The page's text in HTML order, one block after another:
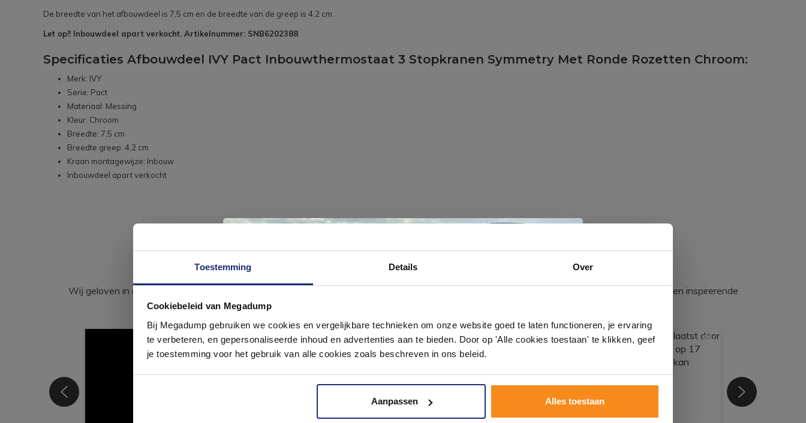
Toestemming Details Over
Cookiebeleid van Megadump
Bij Megadump gebruiken we cookies en vergelijkbare technieken om onze website goed te laten functioneren, je ervaring
te verbeteren, en gepersonaliseerde inhoud en advertenties aan te bieden. Door op 'Alle cookies toestaan' te klikken, geef
je toestemming voor het gebruik van alle cookies zoals beschreven in ons beleid.
Aanpassen Alles toestaan
De breedte van het afbouwdeel is 7,5 cm en de breedte van de greep is 4,2 cm.
Let op!! Inbouwdeel apart verkocht. Artikelnummer: SNB6202388
Specificaties Afbouwdeel IVY Pact Inbouwthermostaat 3 Stopkranen Symmetry Met Ronde Rozetten Chroom:
Merk: IVY
Serie: Pact
Materiaal: Messing
Kleur: Chroom
Breedte: 7,5 cm
Breedte greep: 4,2 cm
Kraan montagewijze: Inbouw
Inbouwdeel apart verkocht
#mijndroombadkamer
Wij geloven in de kracht van delen. Deel jouw badkamer op Instagram met #mijndroombadkamer en tag @megadumpnl. Samen bouwen we een inspirerende
Ontdek 21 complete badkamers in onze
Laat je inspireren door 21 volledig ingerichte badkameropstellingen – van
compact tot luxe. Onze ervaren adviseurs helpen je persoonlijk, en je vindt tegels
& sanitair direct uit voorraad. Gratis parkeren op eigen terrein.
Kom langs en ervaar zelf het verschil!